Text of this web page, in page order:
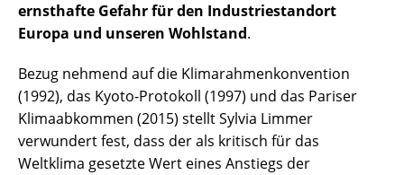
ernsthafte Gefahr für den Industriestandort
Europa und unseren Wohlstand.
Bezug nehmend auf die Klimarahmenkonvention
(1992), das Kyoto-Protokoll (1997) und das Pariser
Klimaabkommen (2015) stellt Sylvia Limmer
verwundert fest, dass der als kritisch für das
Weltklima gesetzte Wert eines Anstiegs der